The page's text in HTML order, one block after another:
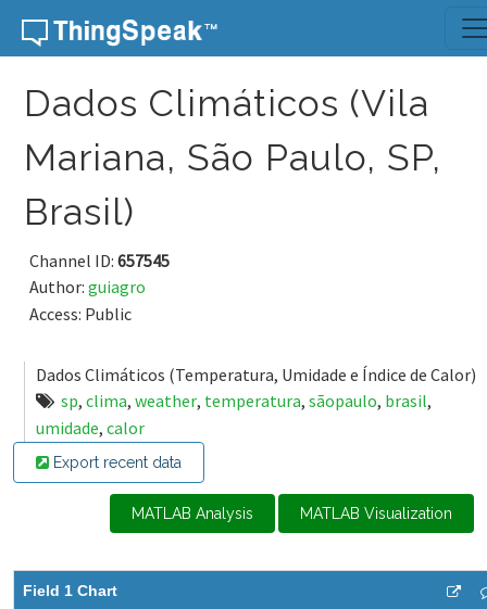
Skip to content
Dados Climáticos (Vila
Mariana, São Paulo, SP,
Brasil)
Channel ID: 657545
Author: guiagro
Access: Public
Dados Climáticos (Temperatura, Umidade e Índice de Calor)
sp, clima, weather, temperatura, sãopaulo, brasil,
umidade, calor
Export recent data
MATLAB Analysis MATLAB Visualization
Field 1 Chart